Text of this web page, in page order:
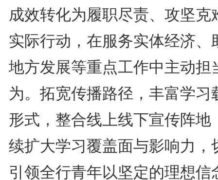
成效转化为履职尽责、攻坚克
实际行动，在服务实体经济、
地方发展等重点工作中主动担
为。拓宽传播路径，丰富学习
形式，整合线上线下宣传阵地
续扩大学习覆盖面与影响力，
引领全行青年以坚定的理想信